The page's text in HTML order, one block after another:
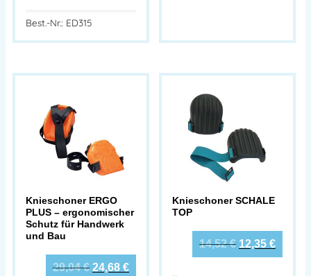
Best.-Nr.: ED315
Knieschoner ERGO
PLUS – ergonomischer
Schutz für Handwerk
und Bau
29,04€ 24,68 €
Knieschoner SCHALE
TOP
14,52€ 12,35 €
…